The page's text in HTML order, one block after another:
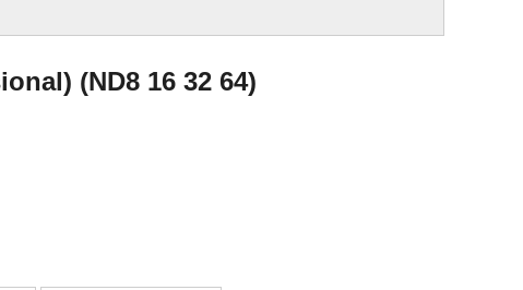
(ND8 16 32 64)